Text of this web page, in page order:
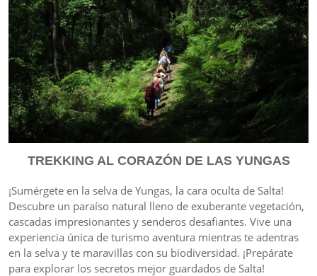
TREKKING AL CORAZÓN DE LAS YUNGAS
¡Sumérgete en la selva de Yungas, la cara oculta de Salta!
Descubre un paraíso natural lleno de exuberante vegetación,
cascadas impresionantes y senderos desafiantes. Vive una
experiencia única de turismo aventura mientras te adentras
en la selva y te maravillas con su biodiversidad. ¡Prepárate
para explorar los secretos mejor guardados de Salta!